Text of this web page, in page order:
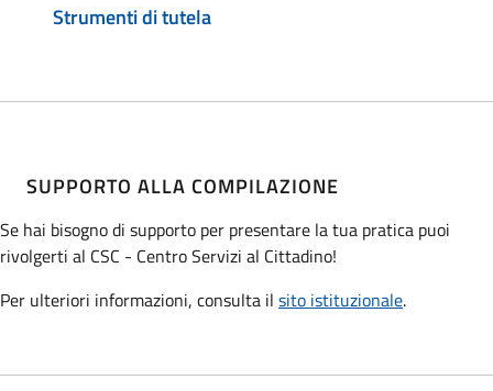
Strumenti di tutela
SUPPORTO ALLA COMPILAZIONE
Se hai bisogno di supporto per presentare la tua pratica puoi
rivolgerti al CSC - Centro Servizi al Cittadino!
Per ulteriori informazioni, consulta il sito istituzionale.